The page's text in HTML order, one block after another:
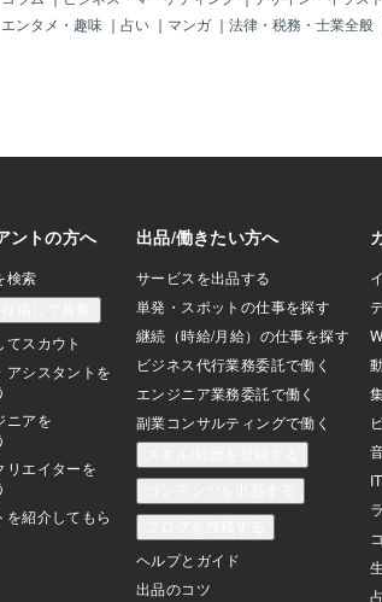
集める「やっぱり運命の人かもしれな
い」そう思うと、偶然の出来事や優しか
からこそ、忘れようとするほど、逆に鮮
明になってしまうこともある。◆それで
も、あなたは前に進んでいる忘れられな
い自分を責めなくていい。その感覚に気
づけている時点で、あなたはすでに一段
エンタメ・趣味 ｜ 占い ｜ マンガ ｜ 法律・税務・士業全般